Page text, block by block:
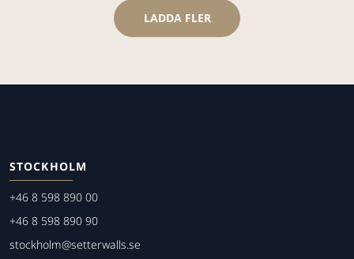
LADDA FLER
STOCKHOLM
+46 8 598 890 00
+46 8 598 890 90
stockholm@setterwalls.se